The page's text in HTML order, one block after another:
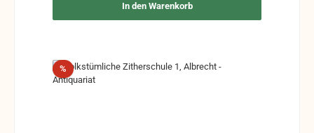
In den Warenkorb
%Rabatt